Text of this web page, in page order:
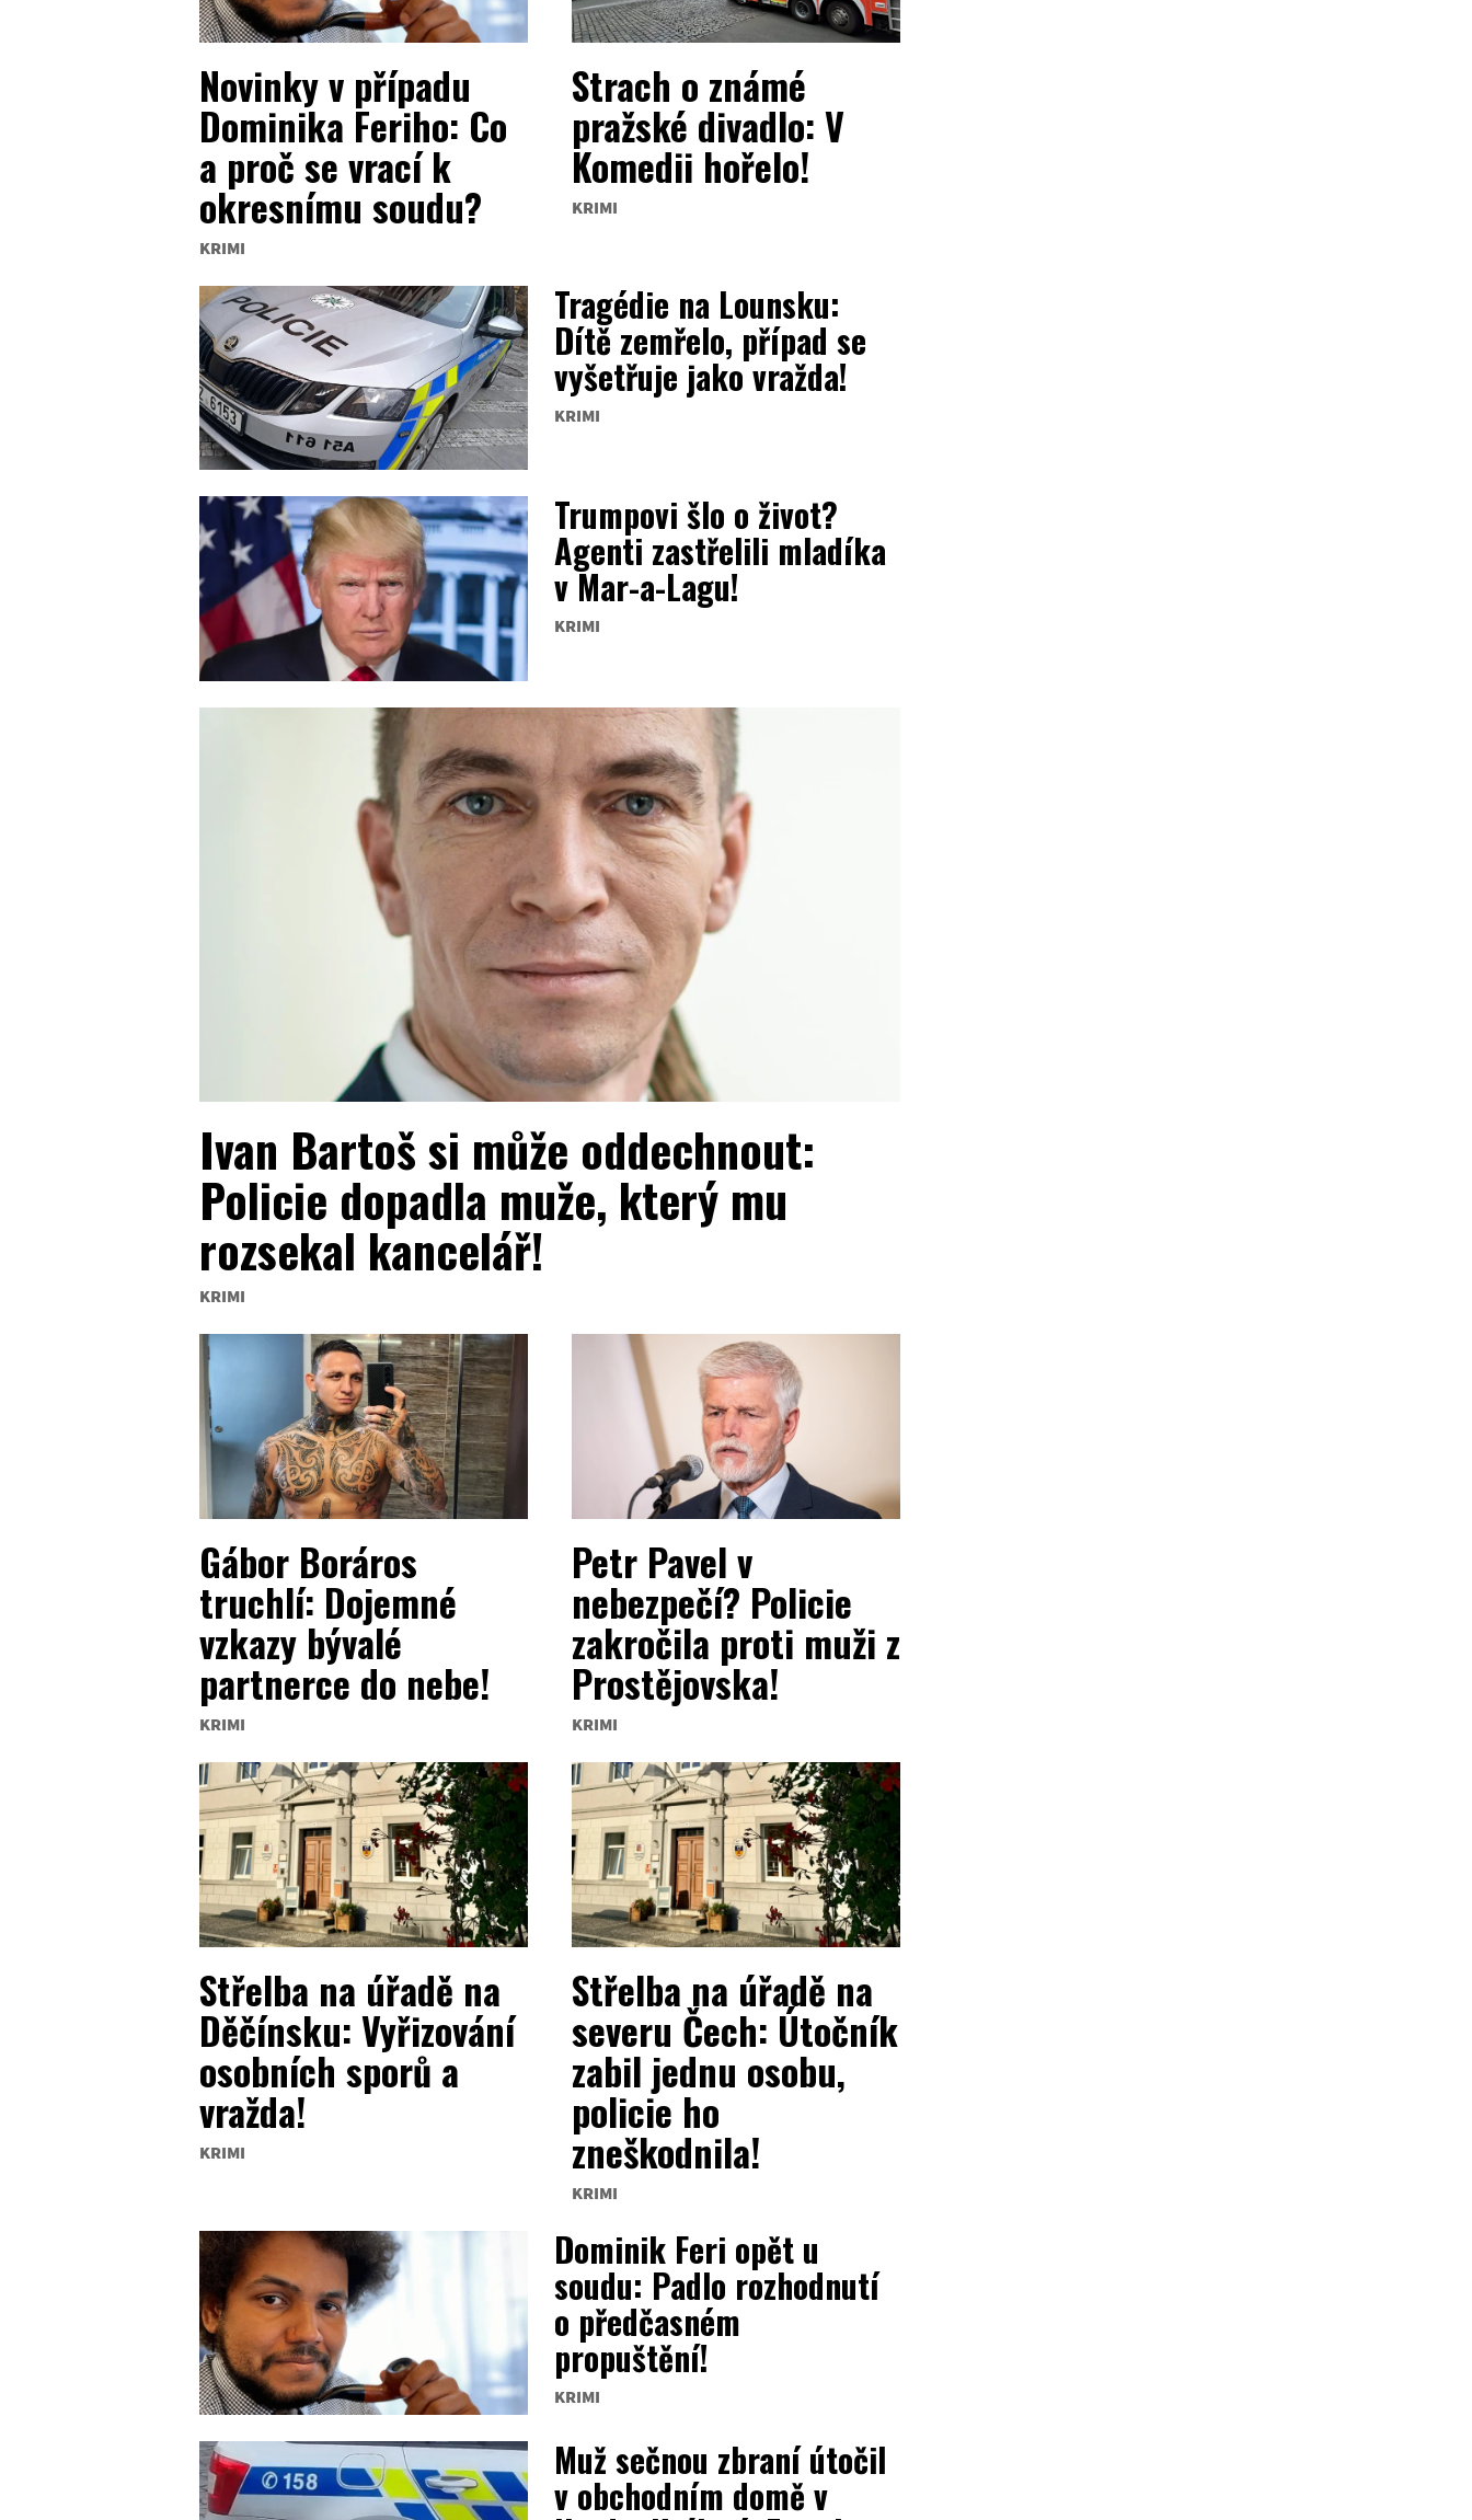
Novinky v případu
Dominika Feriho: Co
a proč se vrací k
okresnímu soudu?
KRIMI
Strach o známé
pražské divadlo: V
Komedii hořelo!
KRIMI
Tragédie na Lounsku:
Dítě zemřelo, případ se
vyšetřuje jako vražda!
KRIMI
Trumpovi šlo o život?
Agenti zastřelili mladíka
v Mar-a-Lagu!
KRIMI
Ivan Bartoš si může oddechnout:
Policie dopadla muže, který mu
rozsekal kancelář!
KRIMI
Gábor Boráros
truchlí: Dojemné
vzkazy bývalé
partnerce do nebe!
KRIMI
Petr Pavel v
nebezpečí? Policie
zakročila proti muži z
Prostějovska!
KRIMI
Střelba na úřadě na
Děčínsku: Vyřizování
osobních sporů a
vražda!
KRIMI
Střelba na úřadě na
severu Čech: Útočník
zabil jednu osobu,
policie ho
zneškodnila!
KRIMI
Dominik Feri opět u
soudu: Padlo rozhodnutí
o předčasném
propuštění!
KRIMI
Muž sečnou zbraní útočil
v obchodním domě v